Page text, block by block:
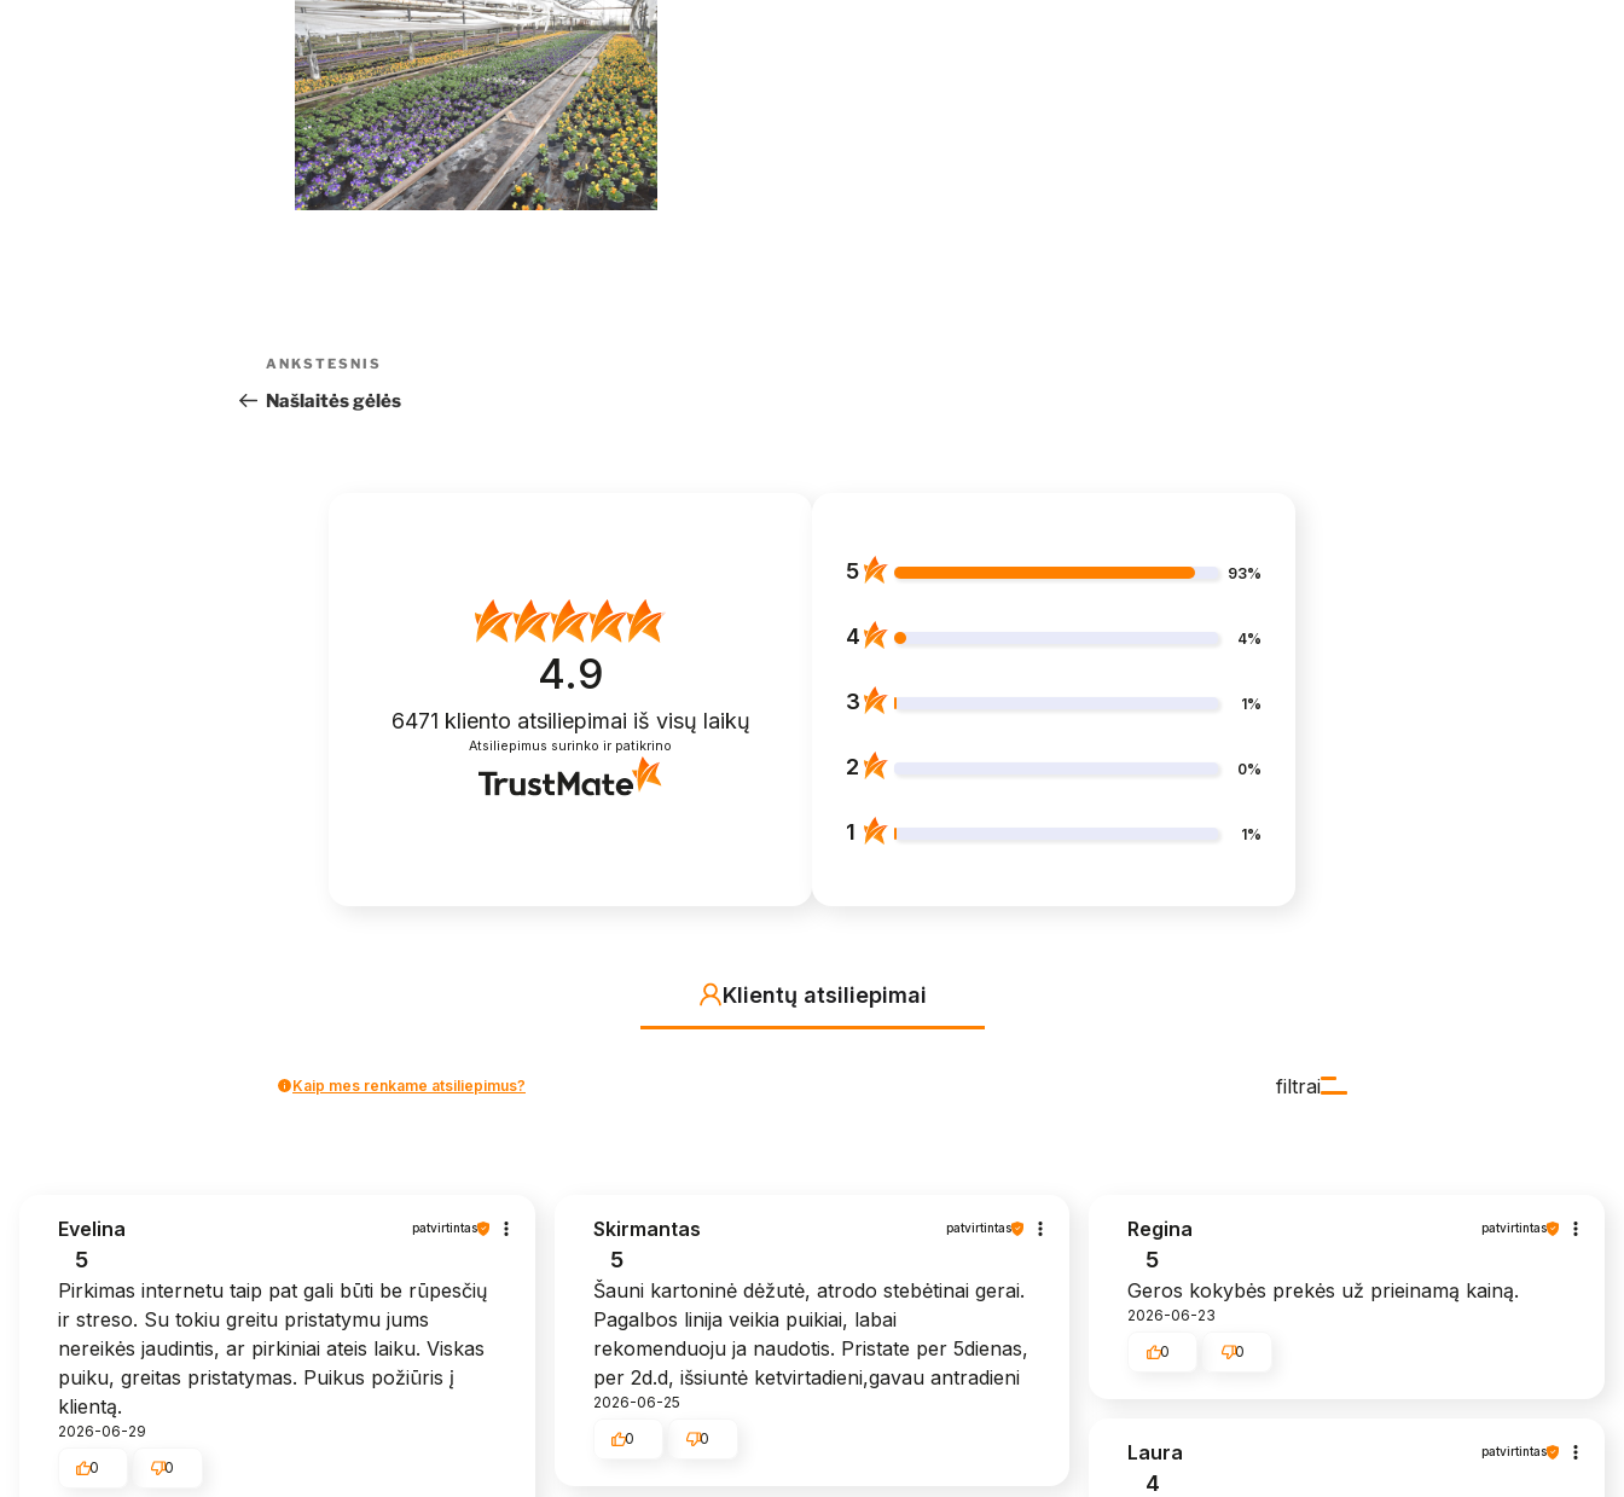
Navigacija
tarp
Ankstesnis
įrašas
ANKSTESNIS
Našlaitės gėlės
4.9
6471 kliento atsiliepimai iš visų laikų
Atsiliepimus surinko ir patikrino
5 93%
4 4%
3 1%
2 0%
1 1%
Klientų atsiliepimai
filtrai
Kaip mes renkame atsiliepimus?
Evelina patvirtintas
5
Pirkimas internetu taip pat gali būti be rūpesčių
ir streso. Su tokiu greitu pristatymu jums
nereikės jaudintis, ar pirkiniai ateis laiku. Viskas
puiku, greitas pristatymas. Puikus požiūris į
klientą.
2026-06-29
0 0
Skirmantas patvirtintas
5
Šauni kartoninė dėžutė, atrodo stebėtinai gerai.
Pagalbos linija veikia puikiai, labai
rekomenduoju ja naudotis. Pristate per 5dienas,
per 2d.d, išsiuntė ketvirtadieni,gavau antradieni
2026-06-25
0 0
Regina patvirtintas
5
Geros kokybės prekės už prieinamą kainą.
2026-06-23
0 0
Laura patvirtintas
4